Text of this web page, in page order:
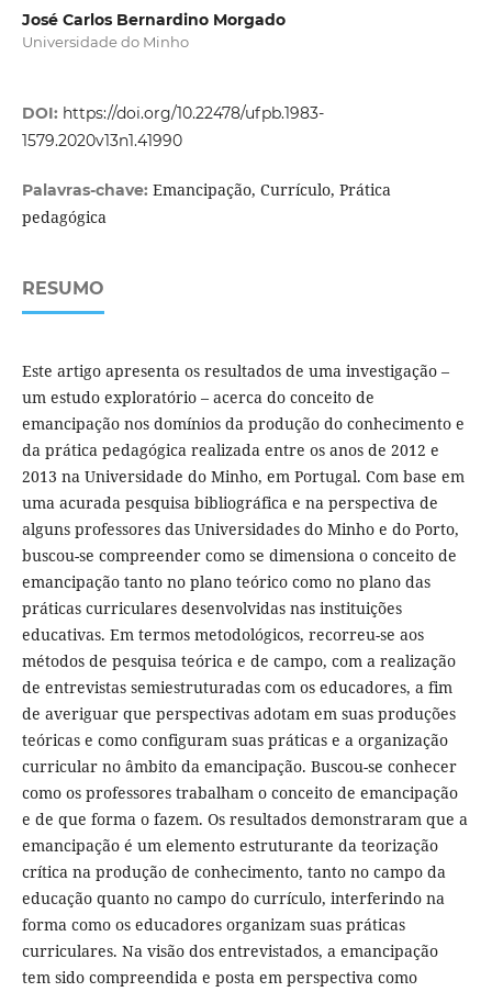
José Carlos Bernardino Morgado
Universidade do Minho
DOI: https://doi.org/10.22478/ufpb.1983-
1579.2020v13n1.41990
Palavras-chave: Emancipação, Currículo, Prática
pedagógica
RESUMO
Este artigo apresenta os resultados de uma investigação –
um estudo exploratório – acerca do conceito de
emancipação nos domínios da produção do conhecimento e
da prática pedagógica realizada entre os anos de 2012 e
2013 na Universidade do Minho, em Portugal. Com base em
uma acurada pesquisa bibliográfica e na perspectiva de
alguns professores das Universidades do Minho e do Porto,
buscou-se compreender como se dimensiona o conceito de
emancipação tanto no plano teórico como no plano das
práticas curriculares desenvolvidas nas instituições
educativas. Em termos metodológicos, recorreu-se aos
métodos de pesquisa teórica e de campo, com a realização
de entrevistas semiestruturadas com os educadores, a fim
de averiguar que perspectivas adotam em suas produções
teóricas e como configuram suas práticas e a organização
curricular no âmbito da emancipação. Buscou-se conhecer
como os professores trabalham o conceito de emancipação
e de que forma o fazem. Os resultados demonstraram que a
emancipação é um elemento estruturante da teorização
crítica na produção de conhecimento, tanto no campo da
educação quanto no campo do currículo, interferindo na
forma como os educadores organizam suas práticas
curriculares. Na visão dos entrevistados, a emancipação
tem sido compreendida e posta em perspectiva como